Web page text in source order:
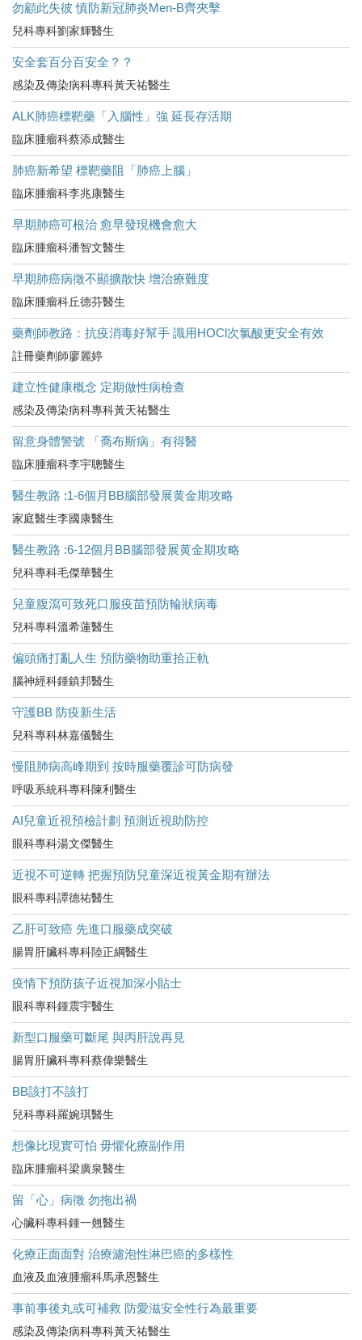
勿顧此失彼 慎防新冠肺炎Men-B齊夾擊
兒科專科劉家輝醫生
安全套百分百安全？？
感染及傳染病科專科黃天祐醫生
ALK肺癌標靶藥「入腦性」強 延長存活期
臨床腫瘤科蔡添成醫生
肺癌新希望 標靶藥阻「肺癌上腦」
臨床腫瘤科李兆康醫生
早期肺癌可根治 愈早發現機會愈大
臨床腫瘤科潘智文醫生
早期肺癌病徵不顯擴散快 增治療難度
臨床腫瘤科丘德芬醫生
藥劑師教路：抗疫消毒好幫手 識用HOCl次氯酸更安全有效
註冊藥劑師廖麗婷
建立性健康概念 定期做性病檢查
感染及傳染病科專科黃天祐醫生
留意身體警號 「喬布斯病」有得醫
臨床腫瘤科李宇聰醫生
醫生教路 :1-6個月BB腦部發展黄金期攻略
家庭醫生李國康醫生
醫生教路 :6-12個月BB腦部發展黄金期攻略
兒科專科毛傑華醫生
兒童腹瀉可致死口服疫苗預防輪狀病毒
兒科專科溫希蓮醫生
偏頭痛打亂人生 預防藥物助重拾正軌
腦神經科鍾鎮邦醫生
守護BB 防疫新生活
兒科專科林嘉儀醫生
慢阻肺病高峰期到 按時服藥覆診可防病發
呼吸系統科專科陳利醫生
AI兒童近視預檢計劃 預測近視助防控
眼科專科湯文傑醫生
近視不可逆轉 把握預防兒童深近視黃金期有辦法
眼科專科譚德祐醫生
乙肝可致癌 先進口服藥成突破
腸胃肝臟科專科陸正綱醫生
疫情下預防孩子近視加深小貼士
眼科專科鍾震宇醫生
新型口服藥可斷尾 與丙肝說再見
腸胃肝臟科專科蔡偉樂醫生
BB該打不該打
兒科專科羅婉琪醫生
想像比現實可怕 毋懼化療副作用
臨床腫瘤科梁廣泉醫生
留「心」病徵 勿拖出禍
心臟科專科鍾一翹醫生
化療正面面對 治療濾泡性淋巴癌的多樣性
血液及血液腫瘤科馬承恩醫生
事前事後丸或可補救 防愛滋安全性行為最重要
感染及傳染病科專科黃天祐醫生